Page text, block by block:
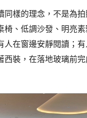
同樣的理念，不是為
椅、低調沙發、明亮
人在窗邊安靜閱讀；
西裝，在落地玻璃前